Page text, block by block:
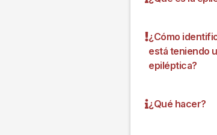
¿Cómo
está teniendo
epiléptica?
¿Qué hacer?